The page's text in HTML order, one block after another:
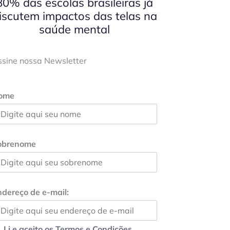
impactos das telas na
saúde mental
nossa Newsletter
de e-mail: